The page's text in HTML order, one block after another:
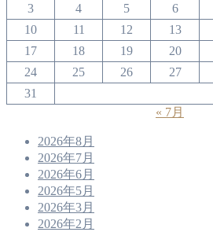
3
4 5 6
10
11 12 13
17
18 19 20
24
25 26 27
31
« 7月
2026年8月
2026年7月
2026年6月
2026年5月
2026年3月
2026年2月